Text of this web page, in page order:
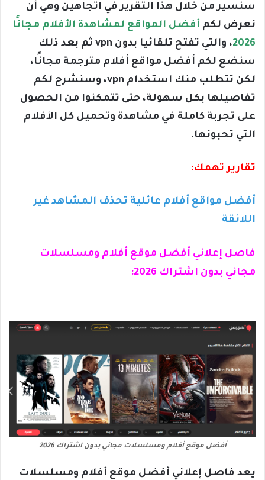
سنسير من خلال هذا التقرير في اتجاهين وهي أن
نعرض لكم أفضل المواقع لمشاهدة الأفلام مجانًا
2026
، والتي تفتح تلقائيا بدون vpn ثم بعد ذلك
سنضع لكم أفضل مواقع أفلام مترجمة مجانًا،
لكن تتطلب منك استخدام vpn، وسنشرح لكم
تفاصيلها بكل سهولة، حتى تتمكنوا من الحصول
على تجربة كاملة في مشاهدة وتحميل كل الأفلام
التي تحبونها.
تقارير تهمك:
أفضل مواقع أفلام عائلية تحذف المشاهد غير
اللائقة
فاصل إعلاني أفضل موقع أفلام ومسلسلات
مجاني بدون اشتراك 2026:
أفضل موقع أفلام ومسلسلات مجاني بدون اشتراك 2026
يعد فاصل إعلاني أفضل موقع أفلام ومسلسلات